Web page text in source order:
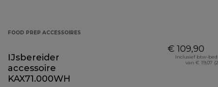
FOOD PREP ACCESSOIRES
IJsbereider
accessoire
KAX71.000WH
€ 109,90
Inclusief btw-
van € 19,07